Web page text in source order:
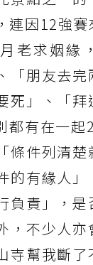
連因12強
老求姻緣
「朋友去
死」、「拜
都有在一起
條件列清
的有緣人
負責」，
，不少人
寺幫我斷了